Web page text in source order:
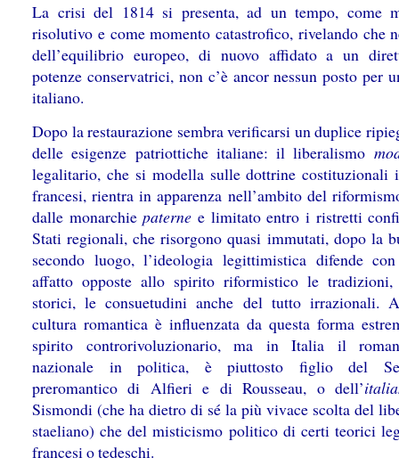
La crisi del 1814 si presenta, ad un tempo, come
risolutivo e come momento catastrofico, rivelando che
dell’equilibrio europeo, di nuovo affidato a un
potenze conservatrici, non c’è ancor nessun posto per
italiano.
Dopo la restaurazione sembra verificarsi un duplice
delle esigenze patriottiche italiane: il liberalismo
legalitario, che si modella sulle dottrine costituzionali
francesi, rientra in apparenza nell’ambito del
dalle monarchiepaterne e limitato entro i ristretti
Stati regionali, che risorgono quasi immutati, dopo la
secondo luogo, l’ideologia legittimistica difende
affatto opposte allo spirito riformistico le
storici, le consuetudini anche del tutto irrazionali.
cultura romantica è influenzata da questa forma
spirito controrivoluzionario, ma in Italia il
nazionale in politica, è piuttosto figlio del
preromantico di Alfieri e di Rousseau, o dell’
Sismondi (che ha dietro di sé la più vivace scolta del
staeliano) che del misticismo politico di certi teorici
francesi o tedeschi.